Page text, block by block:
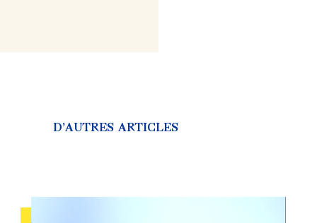
D’AUTRES ARTICLES